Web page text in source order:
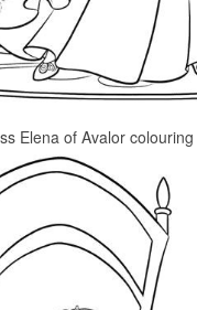
Elena of Avalor